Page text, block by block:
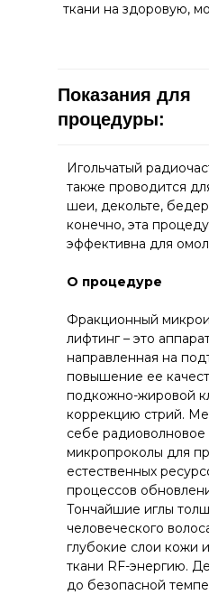
ткани на здоровую,
Показания для
процедуры:
Игольчатый
также проводится
шеи, декольте,
конечно, эта
эффективна для
О процедуре
Фракционный
лифтинг – это
направленная на
повышение ее
подкожно-жировой
коррекцию стрий.
себе радиоволновое
микропроколы для
естественных
процессов
Тончайшие иглы
человеческого
глубокие слои кожи
ткани RF-энергию.
до безопасной